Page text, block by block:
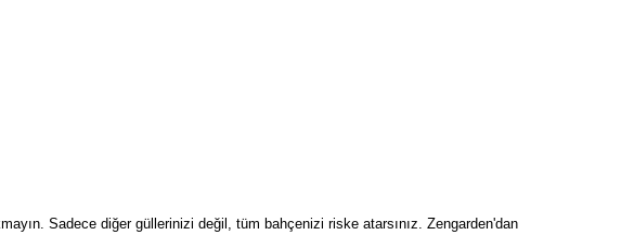
Sadece diğer güllerinizi değil, tüm bahçenizi riske atarsınız. Zengarden'dan